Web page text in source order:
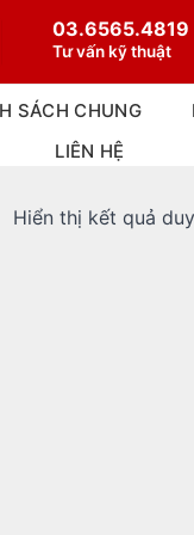
03.6565.4819
Tư vấn kỹ thuật
SÁCH CHUNG
LIÊN HỆ
Hiển thị kết quả